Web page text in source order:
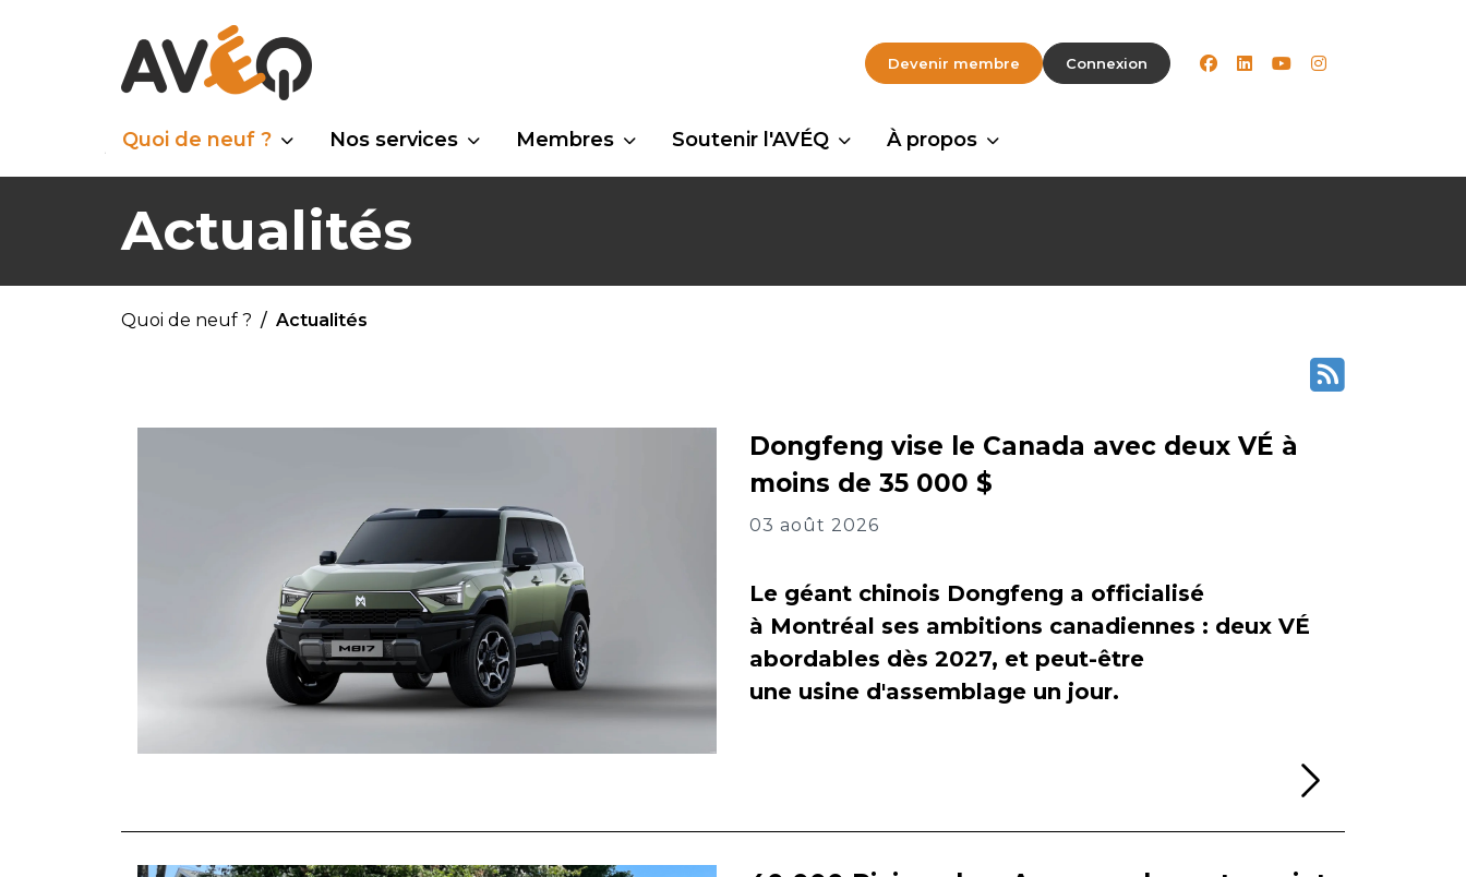
Devenir membre Connexion facebook
linkedinyoutubeinstagram
Quoi de neuf ? Nos services Membres Soutenir l'AVÉQ À propos
Actualités
Quoi de neuf ? Actualités
Dongfeng vise le Canada avec deux VÉ à
moins de 35 000 $
03 août 2026
Le géant chinois Dongfeng a officialisé
à Montréal ses ambitions canadiennes : deux VÉ
abordables dès 2027, et peut-être
une usine d'assemblage un jour.